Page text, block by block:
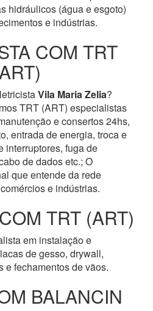
hidráulicos (água e esgoto)
e indústrias.
COM TRT
Vila Maria Zelia?
TRT (ART) especialistas
e consertos 24hs,
entrada de energia, troca e
interruptores, fuga de
de dados etc.; O
que entende da rede
e indústrias.
TRT (ART)
em instalação e
de gesso, drywall,
e fechamentos de vãos.
BALANCIN